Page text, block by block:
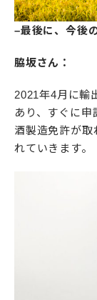
–最後に、今後
脇坂さん：
2021年4月に輸
あり、すぐに
酒製造免許が取
れていきます。